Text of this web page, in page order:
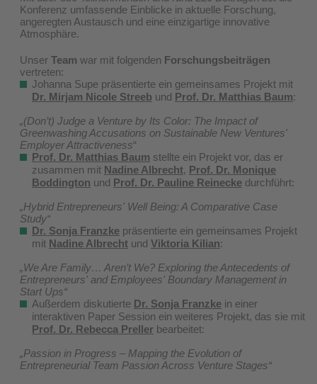
Konferenz umfassende Einblicke in aktuelle Forschung,
angeregten Austausch und eine einzigartige innovative
Atmosphäre.
Unser Team war mit folgenden Forschungsbeiträgen
vertreten:
Johanna Supe präsentierte ein gemeinsames Projekt mit
Dr. Mirjam Nicole Streeb und Prof. Dr. Matthias Baum:
„(Don’t) Judge a Venture by Its Color: The Impact of
Greenwashing Accusations on Sustainable New Ventures'
Employer Attractiveness“
Prof. Dr. Matthias Baum stellte ein Projekt vor, das er
zusammen mit Nadine Albrecht, Prof. Dr. Monique
Boddington und Prof. Dr. Pauline Reinecke durchführt:
„Hybrid Entrepreneurs' Well Being: A Comparative Case
Study“
Dr. Sonja Franzke präsentierte ein gemeinsames Projekt
mit Nadine Albrecht und Viktoria Kilian:
„We Are Family… Aren’t We? Exploring the Antecedents of
Entrepreneurs' and Employees' Boundary Management in
Start Ups“
Außerdem diskutierte Dr. Sonja Franzke in einer
interaktiven Paper Session ein weiteres Projekt, das sie mit
Prof. Dr. Rebecca Preller bearbeitet:
„Passion in Progress – Mapping the Evolution of
Entrepreneurial Team Passion Across Venture Stages“